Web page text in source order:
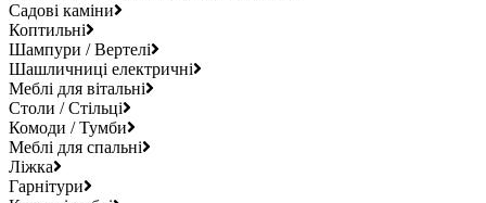
Садові каміни
Коптильні
Шампури / Вертелі
Шашличниці електричні
Меблі для вітальні
Столи / Стільці
Комоди / Тумби
Меблі для спальні
Ліжка
Гарнітури